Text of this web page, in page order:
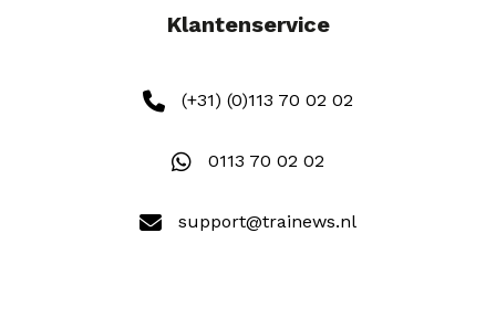
Klantenservice
(+31) (0)113 70 02 02
0113 70 02 02
support@trainews.nl